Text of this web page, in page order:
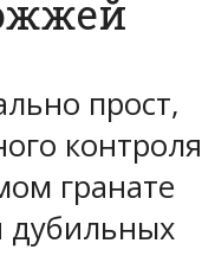
прост,
контроля
гранате
дубильных